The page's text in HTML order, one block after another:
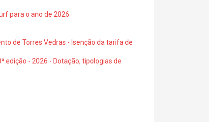
para o ano de 2026
de Torres Vedras - Isenção da tarifa de
edição - 2026 - Dotação, tipologias de